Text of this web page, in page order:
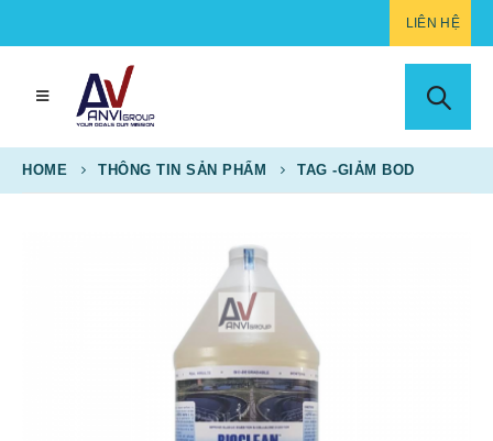
LIÊN HỆ
HOME THÔNG TIN SẢN PHẨM TAG -GIẢM BOD